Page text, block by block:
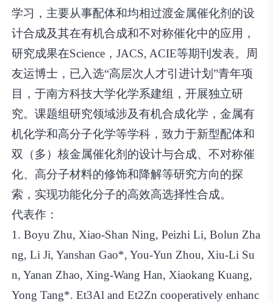
学习，主要从事配体和均相过渡金属催化剂的设
计合成及其在有机合成和不对称催化中的应用，
研究成果在Science，JACS, ACIE等期刊发表。周
友运博士，已入选“高层次人才引进计划”青年项
目，于南方科技大学化学系建组，开展独立研
究。课题组研究领域涉及有机合成化学，金属有
机化学和高分子化学等学科，致力于新型配体和
双（多）核金属催化剂的设计与合成、不对称催
化、高分子材料的修饰和降解等研究方向的探
索，实现功能化分子的高效高选择性合成。
代表作：
1. Boyu Zhu, Xiao-Shan Ning, Peizhi Li, Bolun Zha
ng, Li Ji, Yanshan Gao*, You-Yun Zhou, Xiu-Li Su
n, Yanan Zhao, Xing-Wang Han, Xiaokang Kuang,
Yong Tang*. Et3Al and Et2Zn cooperatively enhanc